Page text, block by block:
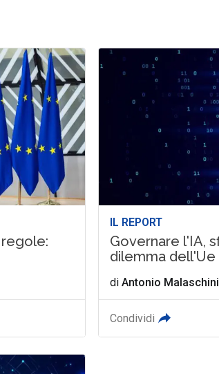
IL REPORT
Governare l'IA,
dilemma
diAntonio Malaschini
Condividi